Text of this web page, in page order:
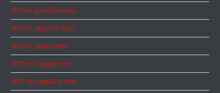
2017 m. gruodžio mėn.
2017 m. lapkričio mėn.
2017 m. spalio mėn.
2017 m. rugsėjo mėn.
2017 m. rugpjūčio mėn.